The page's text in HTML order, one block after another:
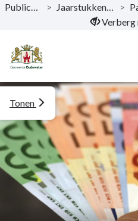
Naar hoofdinhoud
Publicaties > Jaarstukken 2020 >
Verberg
Tonen